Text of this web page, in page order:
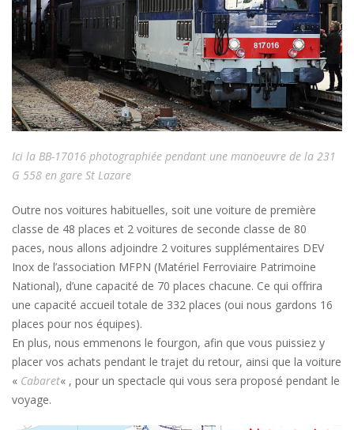
Ici la BB-17016 photographiée pendant une manoeuvre de la 231
G 558 en gare St Lazare
Outre nos voitures habituelles, soit une voiture de première
classe de 48 places et 2 voitures de seconde classe de 80
paces, nous allons adjoindre 2 voitures supplémentaires DEV
Inox de l’association MFPN (Matériel Ferroviaire Patrimoine
National), d’une capacité de 70 places chacune. Ce qui offrira
une capacité accueil totale de 332 places (oui nous gardons 16
places pour nos équipes).
En plus, nous emmenons le fourgon, afin que vous puissiez y
placer vos achats pendant le trajet du retour, ainsi que la voiture
« Cabaret« , pour un spectacle qui vous sera proposé pendant le
voyage.